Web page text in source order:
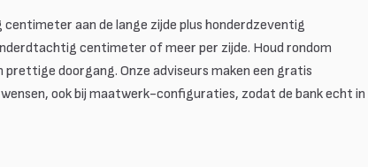
aan de lange zijde plus honderdzeventig
centimeter of meer per zijde. Houd rondom
doorgang. Onze adviseurs maken een gratis
ook bij maatwerk-configuraties, zodat de bank echt in